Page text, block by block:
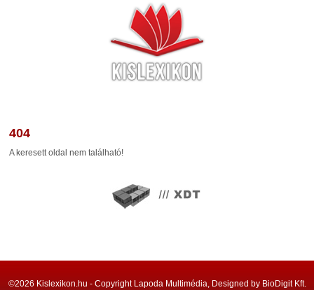
404
A keresett oldal nem található!
©2026 Kislexikon.hu - Copyright Lapoda Multimédia, Designed by BioDigit Kft.